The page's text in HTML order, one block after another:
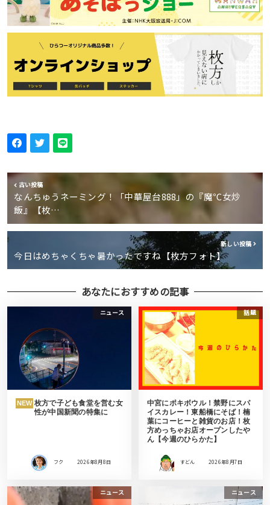
古い投稿
なんちゅうネーミング！「中華屋台888」の『魔℃女炒
飯』【枚…
新しい投稿
今日はめちゃくちゃ暑かったですね【枚方フォト】
あなたにおすすめの記事
ニュース
NEW 枚方で子ども食堂を営む女
性が中国新聞の特集に
フク 2026年8月8日
話題
中宮にポキボウル！禁野にスパ
イスカレー！東船橋にそば！楠
葉にコーヒーと雑貨のお店！枚
方めっちゃお店オープンしたや
ん【今週のひらかた】
すどん 2026年8月7日
ニュース ニュース